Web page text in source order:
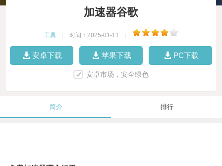
加速器谷歌
工具 时间：2025-01-11
安卓下载 苹果下载 PC下载
安卓市场，安全绿色
简介 排行